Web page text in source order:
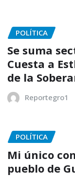
POLÍTICA
Se suma
Cuesta a
de la
Reportegro1
POLÍTICA
Mi único
pueblo de